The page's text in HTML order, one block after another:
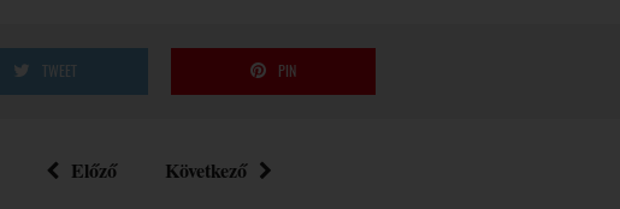
TWEET PIN
Előző Következő